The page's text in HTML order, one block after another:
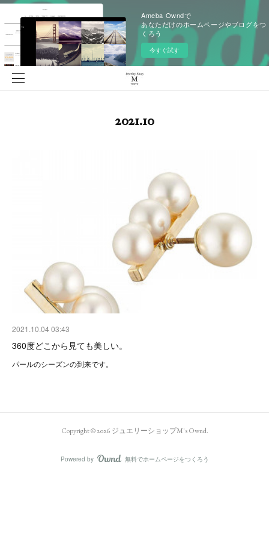
Ameba Owndで
あなただけのホームページやブログをつ
くろう
今すぐ試す
2021.10
2021.10.04 03:43
360度どこから見ても美しい。
パールのシーズンの到来です。
Copyright ©2026 ジュエリーショップM's Ownd.
Powered by AmebaOwnd
無料でホームページをつくろう